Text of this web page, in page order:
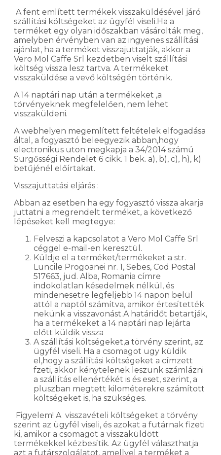
A fent említett termékek visszaküldésével járó
szállítási költségeket az ügyfél viseli.Ha a
terméket egy olyan időszakban vásárolták meg,
amelyben érvényben van az ingyenes szállítási
ajánlat, ha a terméket visszajuttatják, akkor a
Vero Mol Caffe Srl kezdetben viselt szállítási
költség vissza lesz tartva. A termékeket
visszaküldése a vevő költségén történik.
A 14 naptári nap után a termékeket ,a
törvényeknek megfelelően, nem lehet
visszaküldeni.
A webhelyen megemlített feltételek elfogadása
által, a fogyasztó beleegyezik abban,hogy
electronikus uton megkapja a 34/2014 számú
Sürgősségi Rendelet 6 cikk. 1 bek. a), b), c), h), k)
betűjénél előírtakat.
Visszajuttatási eljárás :
Abban az esetben ha egy fogyasztó vissza akarja
juttatni a megrendelt terméket, a következő
lépéseket kell megtegye:
Felveszi a kapcsolatot a Vero Mol Caffe Srl
céggel e-mail-en keresztül.
Küldje el a terméket/termékeket a str.
Luncile Progoanei nr. 1, Sebes, Cod Postal
517663, jud. Alba, Romania címre
indokolatlan késedelmek nélkül, és
mindenesetre legfeljebb 14 napon belül
attól a naptól számítva, amikor értesítették
nekünk a visszavonást.A határidőt betartják,
ha a termékeket a 14 naptári nap lejárta
előtt küldik vissza
A szállítási költségeket,a törvény szerint, az
ügyfél viseli. Ha a csomagot ugy küldik
el,hogy a szállítási költségeket a címzett
fzeti, akkor kénytelenek leszünk számlázni
a szállítás ellenértékét is és eset, szerint, a
pluszban megtett kilométerekre számított
költségeket is, ha szükséges.
Figyelem! A visszavételi költségeket a törvény
szerint az ügyfél viseli, és azokat a futárnak fizeti
ki, amikor a csomagot a visszaküldött
termékekkel kézbesítik. Az ügyfél választhatja
azt a futárszolgálatot, amellyel a terméket a